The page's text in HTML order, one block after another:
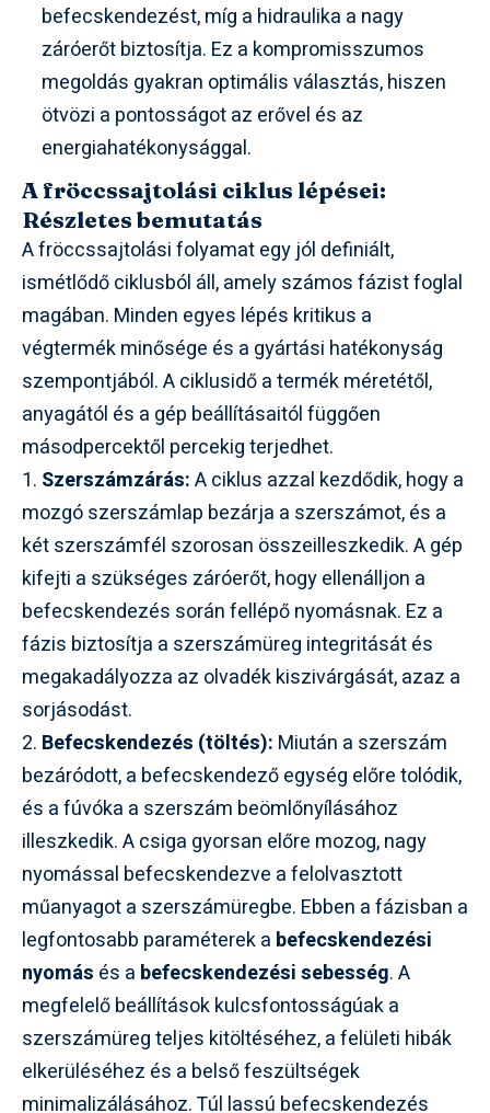
befecskendezést, míg a hidraulika a nagy
záróerőt biztosítja. Ez a kompromisszumos
megoldás gyakran optimális választás, hiszen
ötvözi a pontosságot az erővel és az
energiahatékonysággal.
A fröccssajtolási ciklus lépései:
Részletes bemutatás
A fröccssajtolási folyamat egy jól definiált,
ismétlődő ciklusból áll, amely számos fázist foglal
magában. Minden egyes lépés kritikus a
végtermék minősége és a gyártási hatékonyság
szempontjából. A ciklusidő a termék méretétől,
anyagától és a gép beállításaitól függően
másodpercektől percekig terjedhet.
1. Szerszámzárás:A ciklus azzal kezdődik, hogy a
mozgó szerszámlap bezárja a szerszámot, és a
két szerszámfél szorosan összeilleszkedik. A gép
kifejti a szükséges záróerőt, hogy ellenálljon a
befecskendezés során fellépő nyomásnak. Ez a
fázis biztosítja a szerszámüreg integritását és
megakadályozza az olvadék kiszivárgását, azaz a
sorjásodást.
2. Befecskendezés (töltés): Miután a szerszám
bezáródott, a befecskendező egység előre tolódik,
és a fúvóka a szerszám beömlőnyílásához
illeszkedik. A csiga gyorsan előre mozog, nagy
nyomással befecskendezve a felolvasztott
műanyagot a szerszámüregbe. Ebben a fázisban a
legfontosabb paraméterek a befecskendezési
nyomás és a befecskendezési sebesség. A
megfelelő beállítások kulcsfontosságúak a
szerszámüreg teljes kitöltéséhez, a felületi hibák
elkerüléséhez és a belső feszültségek
minimalizálásához. Túl lassú befecskendezés